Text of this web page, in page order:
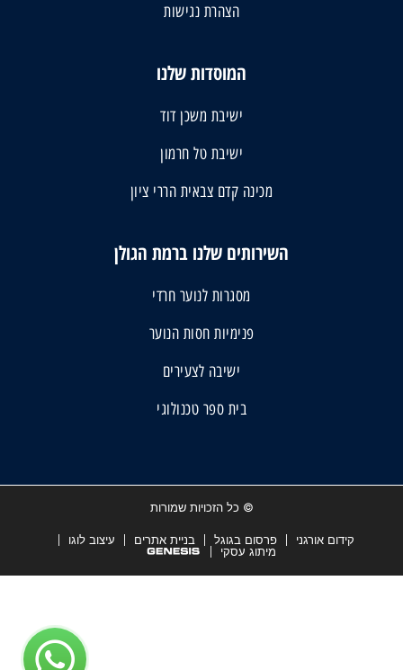
הצהרת נגישות
המוסדות שלנו
ישיבת משכן דוד
ישיבת טל חרמון
מכינה קדם צבאית הררי ציון
השירותים שלנו ברמת הגולן
מסגרות לנוער חרדי
פנימיות חסות הנוער
ישיבה לצעירים
בית ספר טכנולוגי
© כל הזכויות שמורות
קידום אורגני פרסום בגוגל בניית אתרים
עיצוב לוגו
מיתוג עסקי